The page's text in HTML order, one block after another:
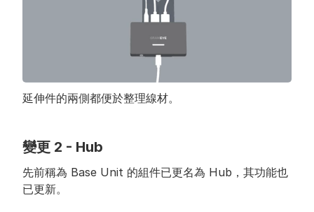
延伸件的兩側都便於整理線材。
變更 2 - Hub
先前稱為 Base Unit 的組件已更名為 Hub，其功能也
已更新。